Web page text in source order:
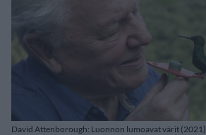
David Attenborough: Luonnon lumoavat värit (2021)